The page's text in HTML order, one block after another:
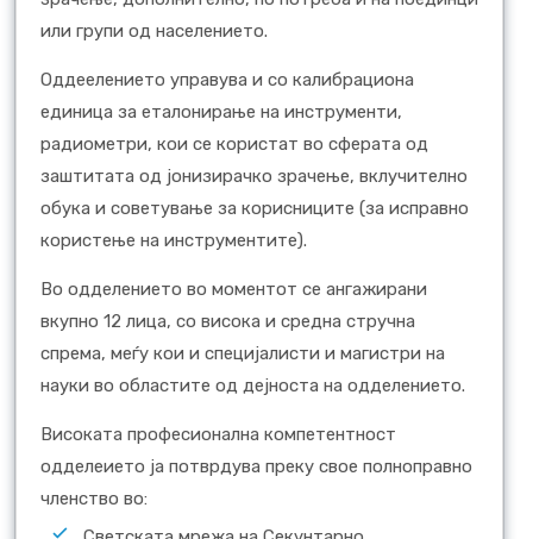
или групи од населението.
Оддеелението управува и со калибрациона
единица за еталонирање на инструменти,
радиометри, кои се користат во сферата од
заштитата од јонизирачко зрачење, вклучително
обука и советување за корисниците (за исправно
користење на инструментите).
Во одделението во моментот се ангажирани
вкупно 12 лица, со висока и средна стручна
спрема, меѓу кои и специјалисти и магистри на
науки во областите од дејноста на одделението.
Високата професионална компетентност
одделеието ја потврдува преку свое полноправно
членство во: